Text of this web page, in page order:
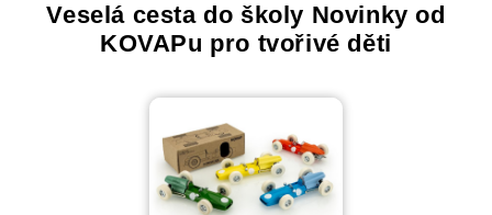
Veselá cesta do školy Novinky od
KOVAPu pro tvořivé děti